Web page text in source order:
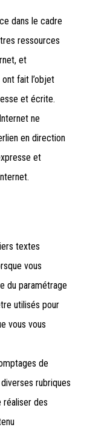
dans le cadre
ressources
et
fait l’objet
et écrite.
ne
en direction
et
textes
vous
du paramétrage
utilisés pour
vous vous
de
rubriques
des